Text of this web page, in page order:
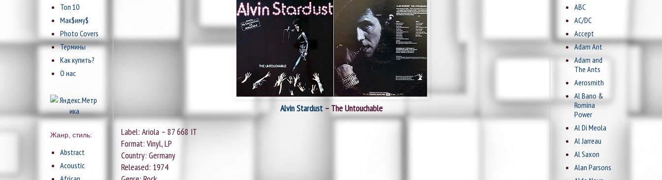
Alvin Stardust – The Untouchable
Label: Ariola – 87 668 IT
Format: Vinyl, LP
Country: Germany
Released: 1974
Топ 10
Мак$иму$
Photo Covers
Термины
Как купить?
О нас
Жанр, стиль:
Abstract
Acoustic
ABC
AC/DC
Accept
Adam Ant
Adam and
The Ants
Aerosmith
Al Bano &
Romina
Power
Al Di Meola
Al Jarreau
Al Saxon
Alan Parsons